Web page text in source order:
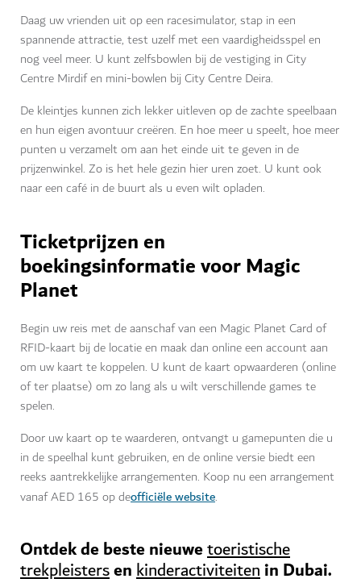
Daag uw vrienden uit op een racesimulator, stap in een
spannende attractie, test uzelf met een vaardigheidsspel en
nog veel meer. U kunt zelfsbowlen bij de vestiging in City
Centre Mirdif en mini-bowlen bij City Centre Deira.
De kleintjes kunnen zich lekker uitleven op de zachte speelbaan
en hun eigen avontuur creëren. En hoe meer u speelt, hoe meer
punten u verzamelt om aan het einde uit te geven in de
prijzenwinkel. Zo is het hele gezin hier uren zoet. U kunt ook
naar een café in de buurt als u even wilt opladen.
Ticketprijzen en
boekingsinformatie voor Magic
Planet
Begin uw reis met de aanschaf van een Magic Planet Card of
RFID-kaart bij de locatie en maak dan online een account aan
om uw kaart te koppelen. U kunt de kaart opwaarderen (online
of ter plaatse) om zo lang als u wilt verschillende games te
spelen.
Door uw kaart op te waarderen, ontvangt u gamepunten die u
in de speelhal kunt gebruiken, en de online versie biedt een
reeks aantrekkelijke arrangementen. Koop nu een arrangement
vanaf AED 165 op deofficiële website.
Ontdek de beste nieuwetoeristische
trekpleistersenkinderactiviteitenin Dubai.